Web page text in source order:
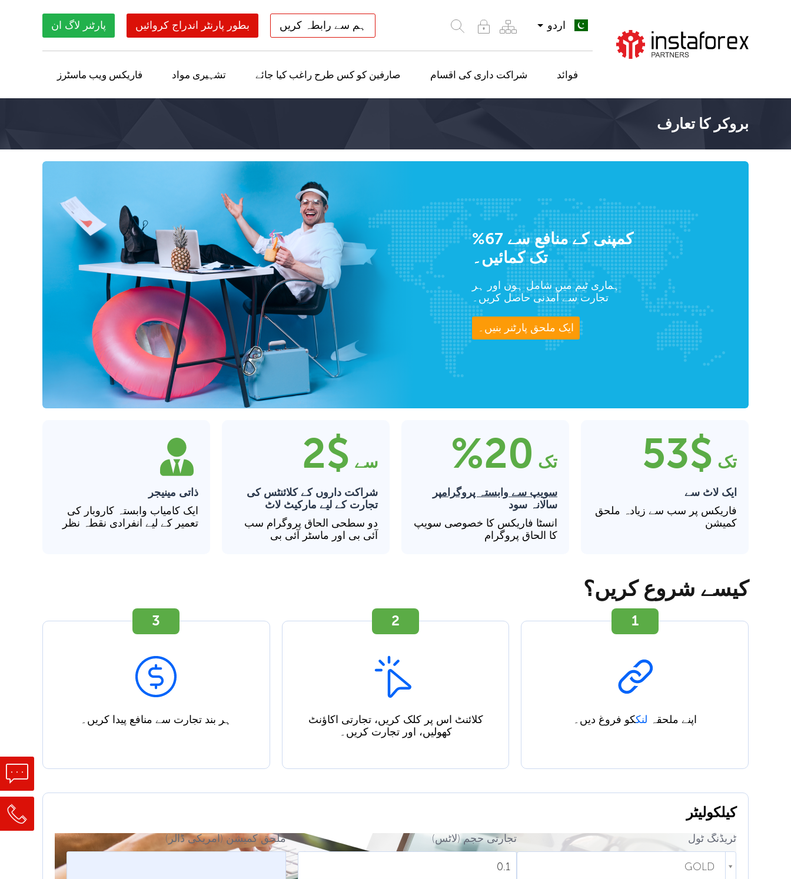
اردو ہم سے رابطہ کریں بطور پارنٹر اندراج کروائیں پارٹنر لاگ ان
فوائد شراکت داری کی اقسام صارفین کو کس طرح راغب کیا جائے تشہیری مواد فاریکس ویب ماسٹرز
بروکر کا تعارف
کمپنی کے منافع سے 67%
تک کمائیں۔
ہماری ٹیم میں شامل ہوں اور ہر
تجارت سے آمدنی حاصل کریں۔
ایک ملحق پارٹنر بنیں۔
تک $53
ایک لاٹ سے
فاریکس پر سب سے زیادہ ملحق
کمیشن
تک 20%
سویپ سے وابستہ پروگرامپر
سالانہ سود
انسٹا فاریکس کا خصوصی سویپ
کا الحاق پروگرام
سے $2
شراکت داروں کے کلائنٹس کی
تجارت کے لیے مارکیٹ لاٹ
دو سطحی الحاق پروگرام سب
آئی بی اور ماسٹر آئی بی
ذاتی مینیجر
ایک کامیاب وابستہ کاروبار کی
تعمیر کے لیے انفرادی نقطہ نظر
کیسے شروع کریں؟
1
اپنے ملحقہ لنککو فروغ دیں۔
2
کلائنٹ اس پر کلک کریں، تجارتی اکاؤنٹ
کھولیں، اور تجارت کریں۔
3
ہر بند تجارت سے منافع پیدا کریں۔
کیلکولیٹر
ٹریڈنگ ٹول
GOLD
تجارتی حجم (لاٹس) ملحق کمیشن (امریکی ڈالر)